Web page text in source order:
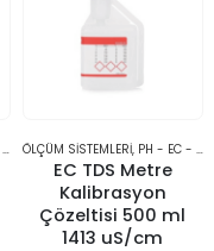
ÖLÇÜM SISTEMLERI, PH - EC - TDS
EC TDS Metre
Kalibrasyon
Çözeltisi 500 ml
1413 uS/cm